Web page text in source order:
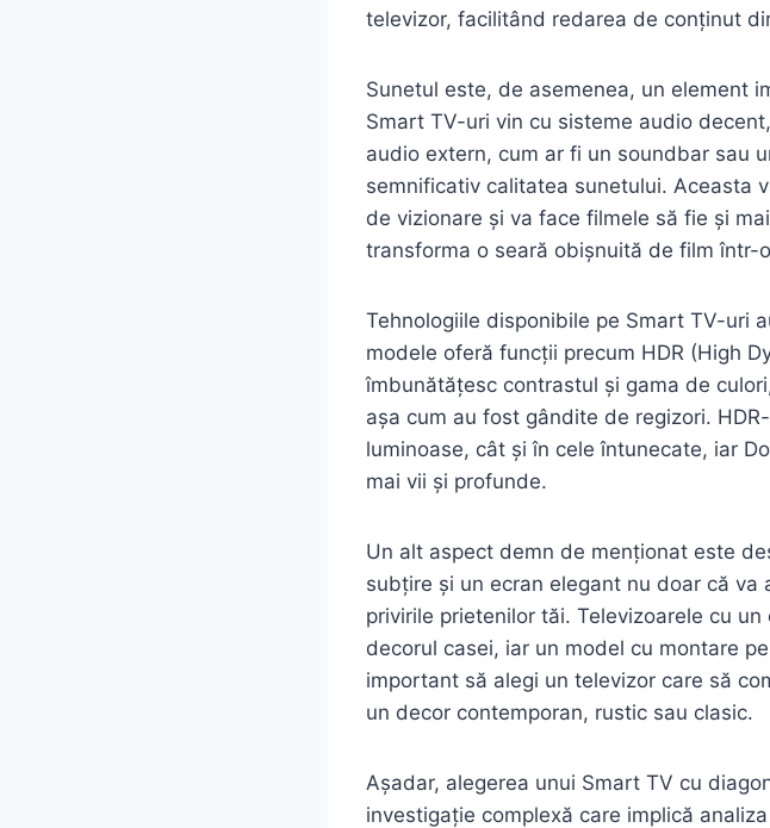
televizor, facilitând redarea de conținut
Sunetul este, de asemenea, un element
Smart TV-uri vin cu sisteme audio
audio extern, cum ar fi un soundbar sau
semnificativ calitatea sunetului. Aceasta
de vizionare și va face filmele să fie și
transforma o seară obișnuită de film într-
Tehnologiile disponibile pe Smart TV-uri
modele oferă funcții precum HDR (High
îmbunătățesc contrastul și gama de
așa cum au fost gândite de regizori.
luminoase, cât și în cele întunecate, iar
mai vii și profunde.
Un alt aspect demn de menționat este
subțire și un ecran elegant nu doar că
privirile prietenilor tăi. Televizoarele cu
decorul casei, iar un model cu montare
important să alegi un televizor care să
un decor contemporan, rustic sau clasic.
Așadar, alegerea unui Smart TV cu
investigație complexă care implică